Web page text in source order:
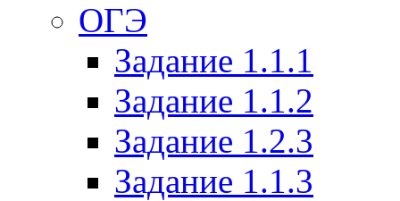
ОГЭ
Задание 1.1.1
Задание 1.1.2
Задание 1.2.3
Задание 1.1.3